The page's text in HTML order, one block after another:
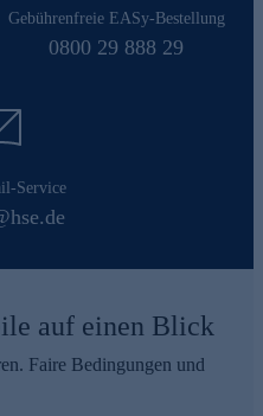
Gebührenfreie EASy-Bestellung
0800 29 888 29
Service
auf einen Blick
Faire Bedingungen und